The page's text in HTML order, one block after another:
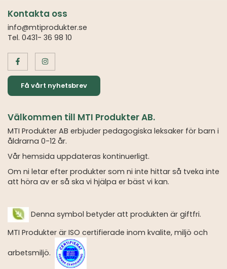
Kontakta oss
info@mtiprodukter.se
Tel. 0431- 36 98 10
Få vårt nyhetsbrev
Välkommen till MTI Produkter AB.
MTI Produkter AB erbjuder pedagogiska leksaker för barn i
åldrarna 0-12 år.
Vår hemsida uppdateras kontinuerligt.
Om ni letar efter produkter som ni inte hittar så tveka inte
att höra av er så ska vi hjälpa er bäst vi kan.
Denna symbol betyder att produkten är giftfri.
MTI Produkter är ISO certifierade inom kvalite, miljö och
arbetsmiljö.